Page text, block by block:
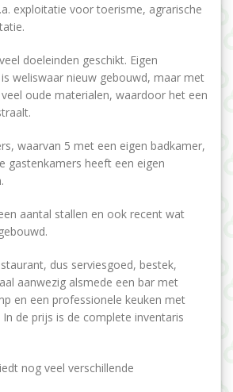
exploitatie voor toerisme, agrarische
doeleinden geschikt. Eigen
weliswaar nieuw gebouwd, maar met
oude materialen, waardoor het een
waarvan 5 met een eigen badkamer,
gastenkamers heeft een eigen
aantal stallen en ook recent wat
dus serviesgoed, bestek,
aanwezig alsmede een bar met
en een professionele keuken met
In de prijs is de complete inventaris
nog veel verschillende